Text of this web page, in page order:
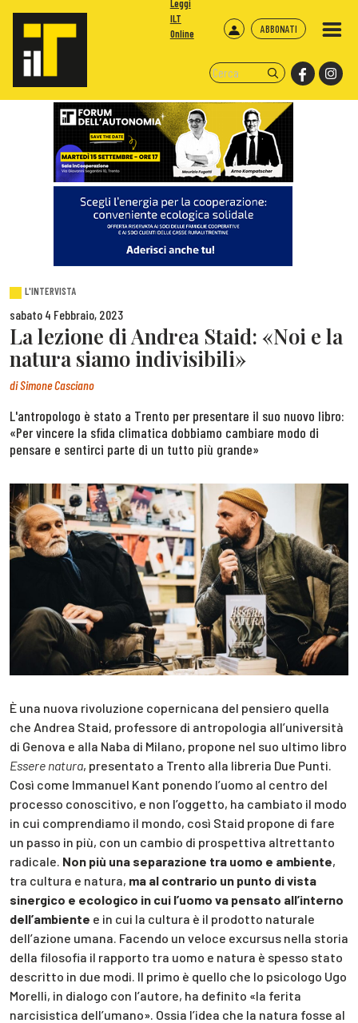
ABBONATI
Leggi
ILT
Online
L'INTERVISTA
sabato 4 Febbraio, 2023
La lezione di Andrea Staid: «Noi e la
natura siamo indivisibili»
diSimone Casciano
L'antropologo è stato a Trento per presentare il suo nuovo libro:
«Per vincere la sfida climatica dobbiamo cambiare modo di
pensare e sentirci parte di un tutto più grande»
È una nuova rivoluzione copernicana del pensiero quella
che Andrea Staid, professore di antropologia all’università
di Genova e alla Naba di Milano, propone nel suo ultimo libro
Essere natura, presentato a Trento alla libreria Due Punti.
Così come Immanuel Kant ponendo l’uomo al centro del
processo conoscitivo, e non l’oggetto, ha cambiato il modo
in cui comprendiamo il mondo, così Staid propone di fare
un passo in più, con un cambio di prospettiva altrettanto
radicale. Non più una separazione tra uomo e ambiente,
tra cultura e natura, ma al contrario un punto di vista
sinergico e ecologico in cui l’uomo va pensato all’interno
dell’ambiente e in cui la cultura è il prodotto naturale
dell’azione umana. Facendo un veloce excursus nella storia
della filosofia il rapporto tra uomo e natura è spesso stato
descritto in due modi. Il primo è quello che lo psicologo Ugo
Morelli, in dialogo con l’autore, ha definito «la ferita
narcisistica dell’umano». Ossia l’idea che la natura fosse al